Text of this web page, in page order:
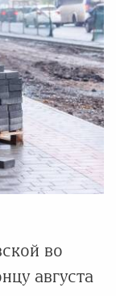
во
августа